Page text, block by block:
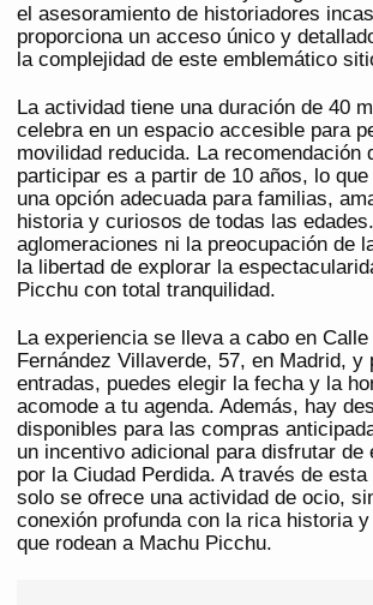
el asesoramiento de historiadores
proporciona un acceso único y
la complejidad de este emblemático
La actividad tiene una duración de 40
celebra en un espacio accesible para
movilidad reducida. La recomendación
participar es a partir de 10 años, lo
una opción adecuada para familias,
historia y curiosos de todas las
aglomeraciones ni la preocupación de
la libertad de explorar la
Picchu con total tranquilidad.
La experiencia se lleva a cabo en Calle
Fernández Villaverde, 57, en Madrid, y
entradas, puedes elegir la fecha y la
acomode a tu agenda. Además, hay
disponibles para las compras
un incentivo adicional para disfrutar de
por la Ciudad Perdida. A través de
solo se ofrece una actividad de ocio,
conexión profunda con la rica historia
que rodean a Machu Picchu.